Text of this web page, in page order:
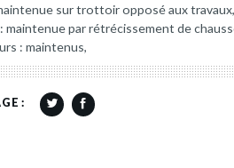
sur trottoir opposé aux travaux,
par rétrécissement de
: maintenus,
: